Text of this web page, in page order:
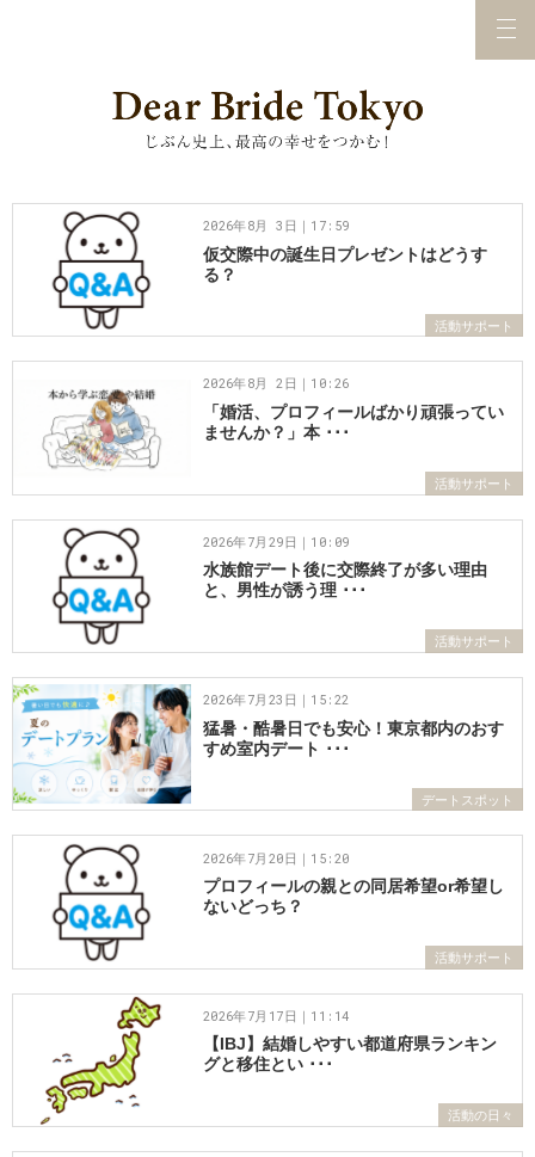
活動サポート
仮交際中の誕生日プレゼントはどうす
る？
2026年8月 3日｜17:59
活動サポート
「婚活、プロフィールばかり頑張ってい
ませんか？」本 ･･･
2026年8月 2日｜10:26
活動サポート
水族館デート後に交際終了が多い理由
と、男性が誘う理 ･･･
2026年7月29日｜10:09
デートスポット
猛暑・酷暑日でも安心！東京都内のおす
すめ室内デート ･･･
2026年7月23日｜15:22
活動サポート
プロフィールの親との同居希望or希望し
ないどっち？
2026年7月20日｜15:20
活動の日々
【IBJ】結婚しやすい都道府県ランキン
グと移住とい ･･･
2026年7月17日｜11:14